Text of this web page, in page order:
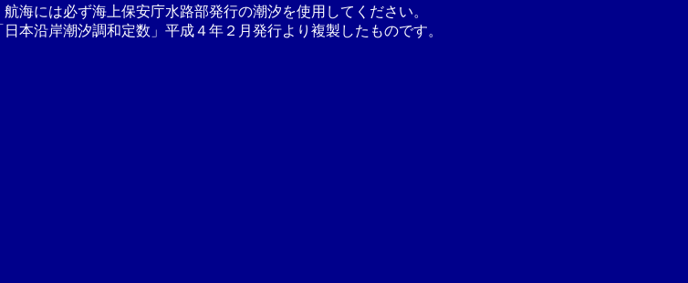
海には必ず海上保安庁水路部発行の潮汐を使用してください。
本沿岸潮汐調和定数」平成４年２月発行より複製したものです。